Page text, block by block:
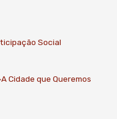
Social
Cidade que Queremos